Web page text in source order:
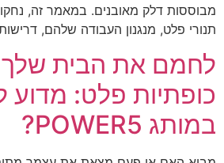
מבוססות דלק מאובנים. במאמר זה,
תנורי פלט, מנגנון העבודה שלהם,
לחמם את הבית
כופתיות פלט: מדוע
במותג POWER5?